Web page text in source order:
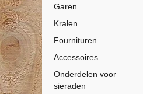
Garen
Kralen
Fournituren
Accessoires
Onderdelen voor
sieraden